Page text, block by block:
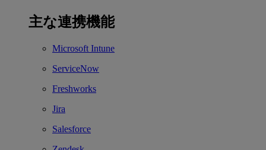
主な連携機能
Microsoft Intune
ServiceNow
Freshworks
Jira
Salesforce